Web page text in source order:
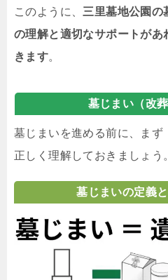
このように、 三里墓地公園の
の理解と適切なサポートが
きます。
墓じまい（改
墓じまいを進める前に、まず
正しく理解しておきましょう
墓じまいの定義